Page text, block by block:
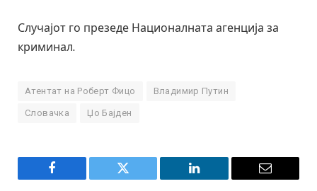
Случајот го презеде Националната агенција за
криминал.
Атентат на Роберт Фицо Владимир Путин
Словачка Џо Бајден
Facebook Twitter LinkedIn Email